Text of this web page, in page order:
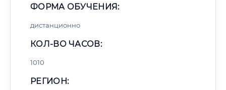
ФОРМА ОБУЧЕНИЯ:
дистанционно
КОЛ-ВО ЧАСОВ:
1010
РЕГИОН: